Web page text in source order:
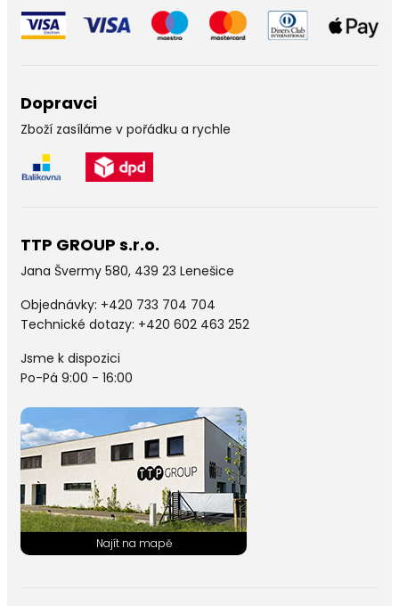
Dopravci
Zboží zasíláme v pořádku a rychle
TTP GROUP s.r.o.
Jana Švermy 580, 439 23 Lenešice
Objednávky: +420 733 704 704
Technické dotazy: +420 602 463 252
Jsme k dispozici
Po-Pá 9:00 - 16:00